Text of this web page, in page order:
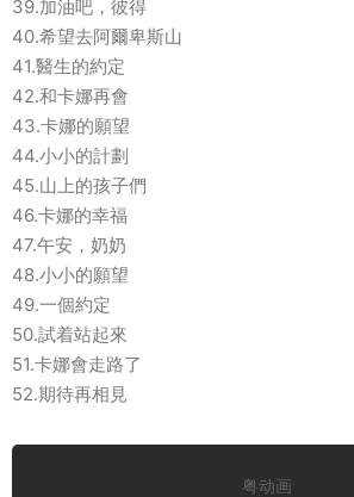
39.加油吧，彼得
40.希望去阿爾卑斯山
41.醫生的約定
42.和卡娜再會
43.卡娜的願望
44.小小的計劃
45.山上的孩子們
46.卡娜的幸福
47.午安，奶奶
48.小小的願望
49.一個約定
50.試着站起來
51.卡娜會走路了
52.期待再相見
粤动画